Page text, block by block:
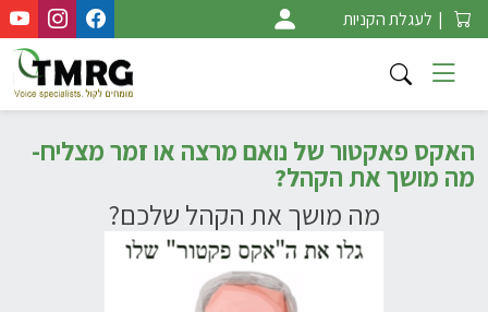
Skip
to
content
| לעגלת הקניות
האקס פאקטור של נואם מרצה או זמר מצליח-
מה מושך את הקהל?
מה מושך את הקהל שלכם?